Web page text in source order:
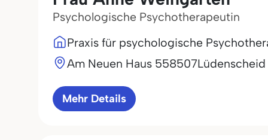
Psychologische Psychotherapeutin
Praxis für psychologische
Am Neuen Haus 558507Lüdenscheid
Mehr Details